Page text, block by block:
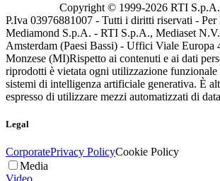
Copyright © 1999-2026 RTI
P.Iva 03976881007 - Tutti i diritti riservati - Per
Mediamond S.p.A. - RTI S.p.A., Mediaset
Amsterdam (Paesi Bassi) - Uffici Viale Europa
Monzese (MI)Rispetto ai contenuti e ai dati
riprodotti è vietata ogni utilizzazione funzionale
sistemi di intelligenza artificiale generativa. È
espresso di utilizzare mezzi automatizzati di
Legal
CorporatePrivacy PolicyCookie Policy
Media